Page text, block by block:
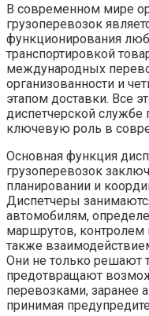
В современном мире
грузоперевозок
функционирования
транспортировкой
международных
организованности и
этапом доставки. Все
диспетчерской службе
ключевую роль в
Основная функция
грузоперевозок
планировании и
Диспетчеры
автомобилям,
маршрутов,
также
Они не только решают
предотвращают
перевозками, заранее
принимая